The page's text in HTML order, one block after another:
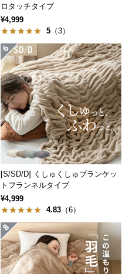
ロタッチタイプ
¥4,999
5 （3）
[S/SD/D] くしゅくしゅブランケッ
トフランネルタイプ
¥4,999
4.83 （6）